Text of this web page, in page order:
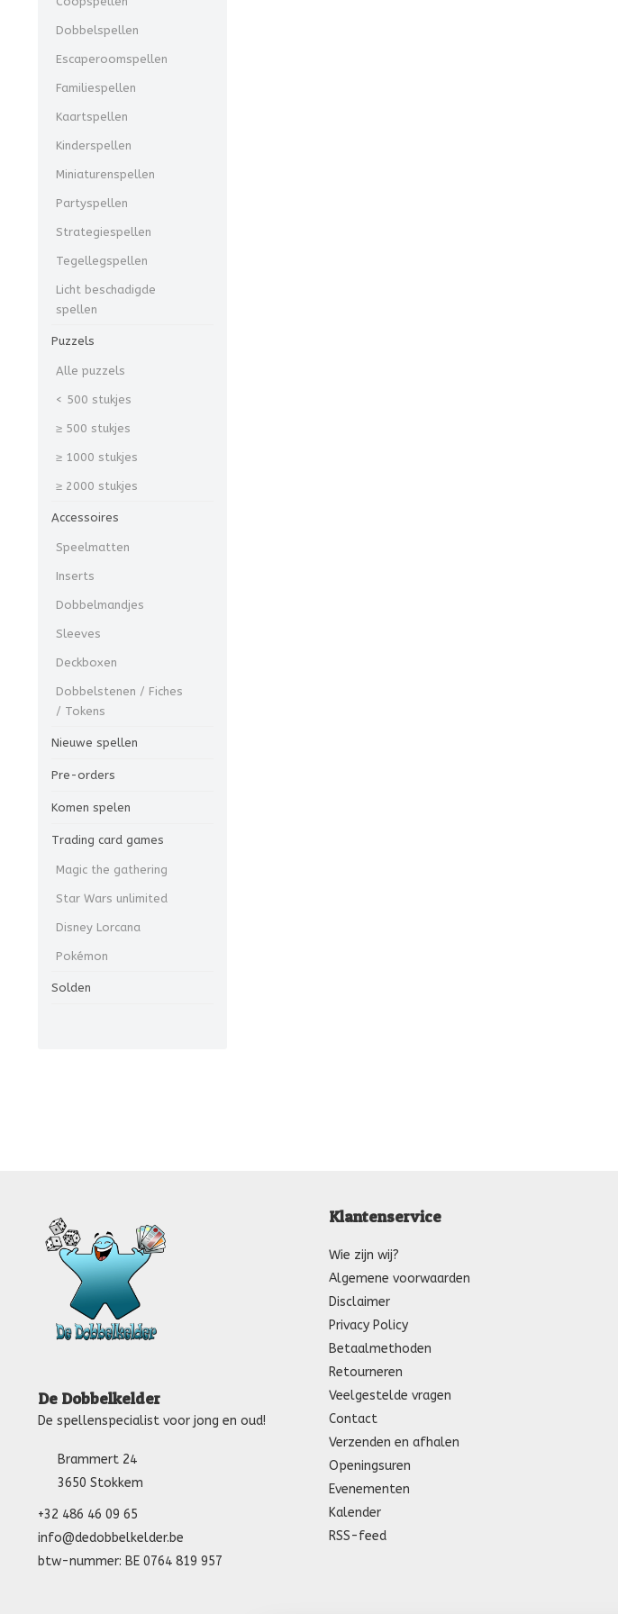
Dobbelspellen
Escaperoomspellen
Familiespellen
Kaartspellen
Kinderspellen
Miniaturenspellen
Partyspellen
Strategiespellen
Tegellegspellen
Licht beschadigde
spellen
Puzzels
Alle puzzels
< 500 stukjes
≥ 500 stukjes
≥ 1000 stukjes
≥ 2000 stukjes
Accessoires
Speelmatten
Inserts
Dobbelmandjes
Sleeves
Deckboxen
Dobbelstenen / Fiches
/ Tokens
Nieuwe spellen
Pre-orders
Komen spelen
Trading card games
Magic the gathering
Star Wars unlimited
Disney Lorcana
Pokémon
Solden
De Dobbelkelder
De spellenspecialist voor jong en oud!
Brammert 24
3650 Stokkem
+32 486 46 09 65
info@dedobbelkelder.be
btw-nummer: BE 0764 819 957
Klantenservice
Wie zijn wij?
Algemene voorwaarden
Disclaimer
Privacy Policy
Betaalmethoden
Retourneren
Veelgestelde vragen
Contact
Verzenden en afhalen
Openingsuren
Evenementen
Kalender
RSS-feed